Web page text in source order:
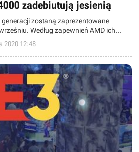
zadebiutują jesienią
generacji zostaną zaprezentowane
Według zapewnień AMD ich
z przesuniętą datą targów Computex.
2020 12:48